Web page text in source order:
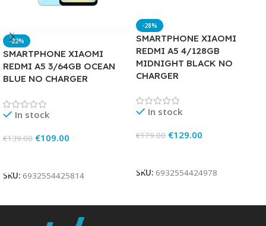
-22%
SMARTPHONE XIAOMI
REDMI A5 3/64GB OCEAN
BLUE NO CHARGER
In stock
€139.00 €109.00
SKU: 6932554425814
-28%
SMARTPHONE XIAOMI
REDMI A5 4/128GB
MIDNIGHT BLACK NO
CHARGER
In stock
€179.00 €129.00
SKU: 6932554424978